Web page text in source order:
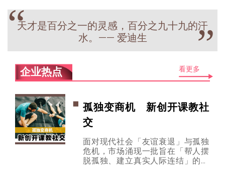
“天才是百分之一的灵感，百分之九十九的汗
水。—— 爱迪生
”
企业热点 看更多
孤独变商机 新创开课教社
交
面对现代社会「友谊衰退」与孤独
危机，市场涌现一批旨在「帮人摆
脱孤独、建立真实人际连结」的新